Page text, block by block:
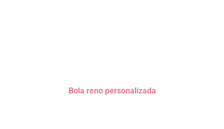
Bola reno personalizada